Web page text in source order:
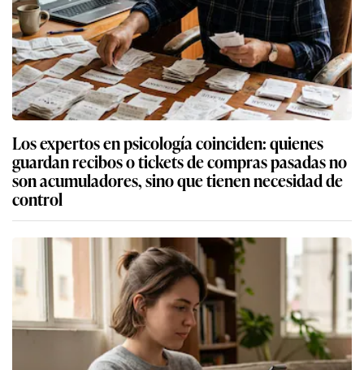
Los expertos en psicología coinciden: quienes
guardan recibos o tickets de compras pasadas no
son acumuladores, sino que tienen necesidad de
control